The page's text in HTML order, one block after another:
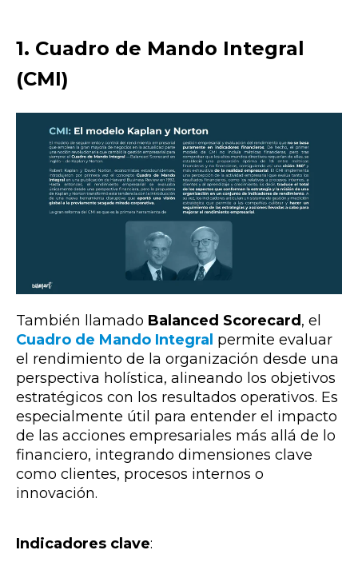
1. Cuadro de Mando Integral
(CMI)
También llamado Balanced Scorecard , el
Cuadro de Mando Integral permite evaluar
el rendimiento de la organización desde una
perspectiva holística, alineando los objetivos
estratégicos con los resultados operativos. Es
especialmente útil para entender el impacto
de las acciones empresariales más allá de lo
financiero, integrando dimensiones clave
como clientes, procesos internos o
innovación.
Indicadores clave: